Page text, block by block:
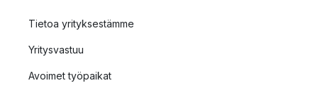
Tietoa yrityksestämme
Yritysvastuu
Avoimet työpaikat